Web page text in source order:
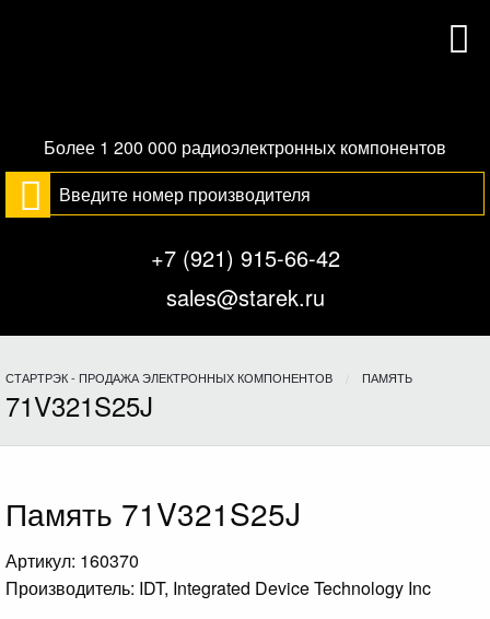
Более 1 200 000 радиоэлектронных компонентов
+7 (921) 915-66-42
sales@starek.ru
СТАРТРЭК - ПРОДАЖА ЭЛЕКТРОННЫХ КОМПОНЕНТОВ ПАМЯТЬ
71V321S25J
Память 71V321S25J
Артикул: 160370
Производитель: IDT, Integrated Device Technology Inc